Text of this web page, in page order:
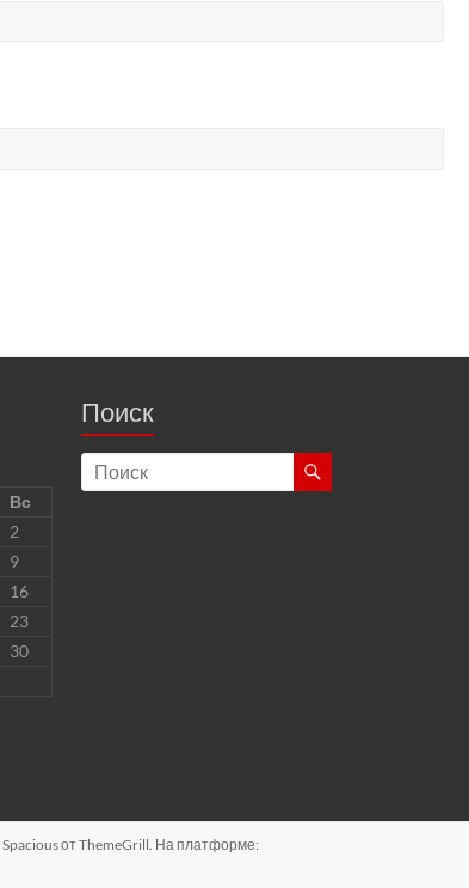
Вс
2
9
16
23
30
Поиск
Spaciousот ThemeGrill. На платформе: